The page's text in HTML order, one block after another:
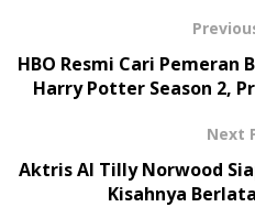
HBO Resmi Cari Pemeran
Harry Potter Season 2,
Next
Aktris AI Tilly Norwood
Kisahnya